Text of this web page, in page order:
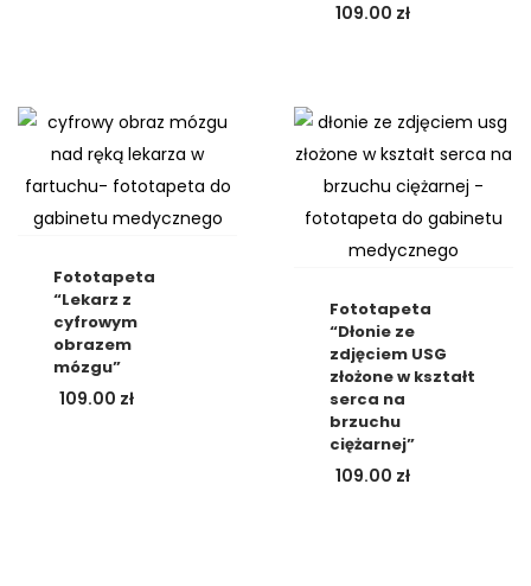
109.00 zł
Fototapeta
“Lekarz z
cyfrowym
obrazem
mózgu”
109.00 zł
Fototapeta
“Dłonie ze
zdjęciem USG
złożone w kształt
serca na
brzuchu
ciężarnej”
109.00 zł